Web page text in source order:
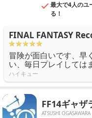
最大で4人のユ
る！
FINAL FANTASY
冒険が面白いです、早
い、毎日プレイしては
ハイキュー
FF14ギャ
ATSUSHI OGASAWARA